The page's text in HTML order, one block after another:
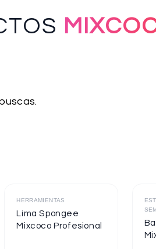
Destacado
HERRAMIENTAS
Lima Spongee
Mixcoco Profesional